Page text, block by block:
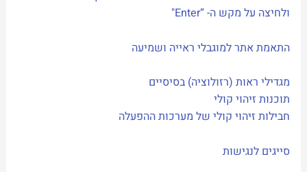
ולחיצה על מקש ה- “Enter"
התאמת אתר למוגבלי ראייה ושמיעה
מגדילי ראות (רזולוציה) בסיסיים
תוכנות זיהוי קולי
חבילות זיהוי קולי של מערכות ההפעלה
סייגים לנגישות